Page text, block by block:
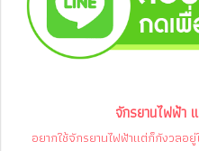
จักรยานไฟฟ้า
อยากใช้จักรยานไฟฟ้าแต่ก็กังวลอยู่